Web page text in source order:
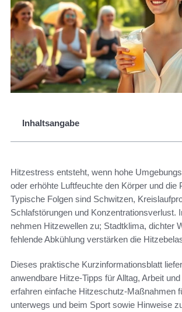
Inhaltsangabe
Hitzestress entsteht, wenn hohe
oder erhöhte Luftfeuchte den Körper und die
Typische Folgen sind Schwitzen,
Schlafstörungen und Konzentrationsverlust.
nehmen Hitzewellen zu; Stadtklima, dichter
fehlende Abkühlung verstärken die
Dieses praktische Kurzinformationsblatt
anwendbare Hitze-Tipps für Alltag, Arbeit
erfahren einfache Hitzeschutz-Maßnahmen
unterwegs und beim Sport sowie Hinweise